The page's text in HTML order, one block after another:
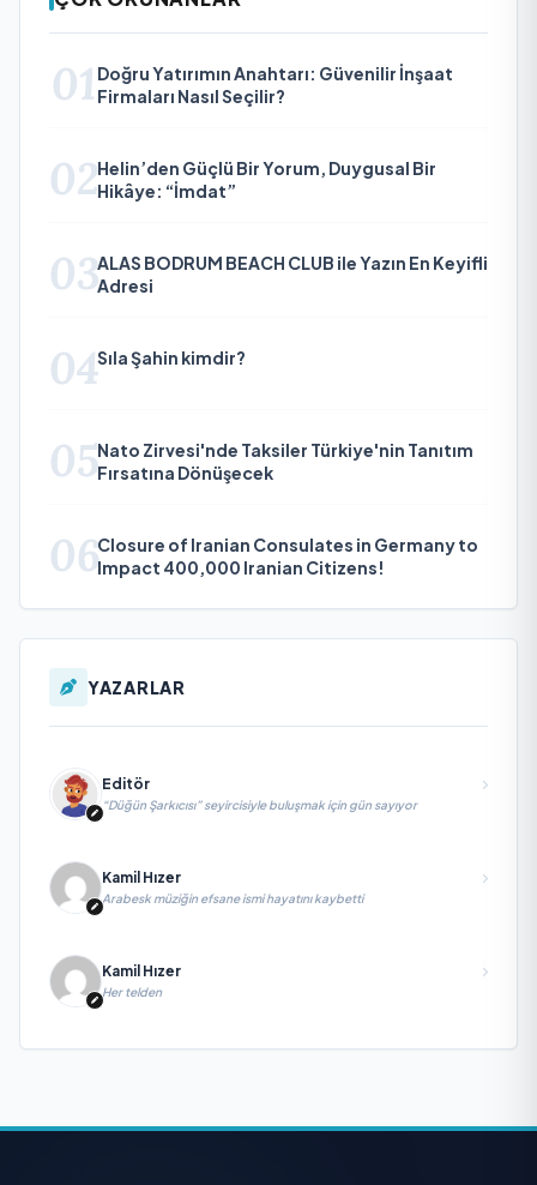
01 Doğru Yatırımın Anahtarı: Güvenilir İnşaat
Firmaları Nasıl Seçilir?
02Helin’den Güçlü Bir Yorum, Duygusal Bir
Hikâye: “İmdat”
03ALAS BODRUM BEACH CLUB ile Yazın En Keyifli
Adresi
04Sıla Şahin kimdir?
05Nato Zirvesi'nde Taksiler Türkiye'nin Tanıtım
Fırsatına Dönüşecek
06Closure of Iranian Consulates in Germany to
Impact 400,000 Iranian Citizens!
YAZARLAR
Editör
“Düğün Şarkıcısı” seyircisiyle buluşmak için gün sayıyor
Kamil Hızer
Arabesk müziğin efsane ismi hayatını kaybetti
Kamil Hızer
Her telden